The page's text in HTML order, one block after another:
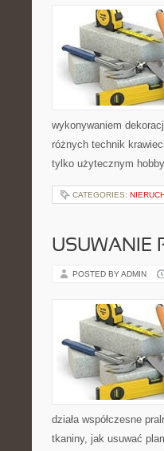
wykonywaniem
różnych technik
tylko użytecznym
CATEGORIES:
USUWANIE
POSTED BY ADMIN
działa współczesne
tkaniny, jak usuwać